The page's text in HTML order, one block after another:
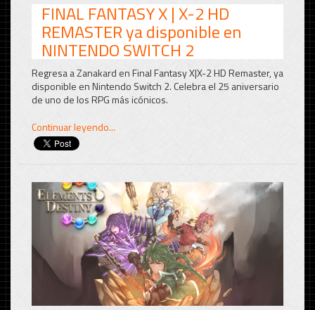
FINAL FANTASY X | X-2 HD
REMASTER ya disponible en
NINTENDO SWITCH 2
Regresa a Zanakard en Final Fantasy X|X-2 HD Remaster, ya
disponible en Nintendo Switch 2. Celebra el 25 aniversario
de uno de los RPG más icónicos.
Continuar leyendo...